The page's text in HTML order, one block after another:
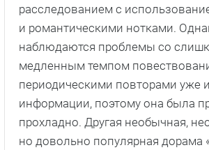
расследованием с
и романтическими нотками.
наблюдаются проблемы со
медленным темпом
периодическими повторами уже
информации, поэтому она была
прохладно. Другая необычная,
но довольно популярная дорама